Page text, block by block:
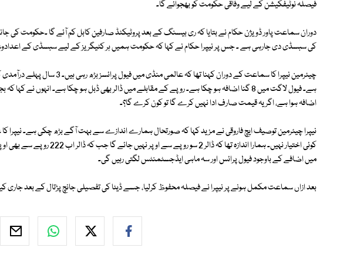
فیصلہ نوٹیفکیشن کے لیے وفاقی حکومت کو بھجوائے گا۔
کی سبسڈی دی جارہی ہے ۔ جس پر نیپرا حکام نے کہا کہ حکومت ہمیں ہر کٹیگریز کے لیے سبسڈی کے
اضافہ ہوا ہے، اگریہ قیمت صارف ادا نہیں کرے گا تو کون کرے گا؟۔
نیپرا چیئرمین توصیف ایچ فاروقی نے مزید کہا کہ صورتحال ہمارے اندازے سے بہت آگے بڑھ چکی ہے۔ نیپرا کا
کوئی اختیار نہیں۔ ہمارا اندازہ تھا کہ
میں اضافے کے باوجود فیول پرائس اور سہ ماہی ایڈجسٹمنٹس لگتی رہیں گی۔
بعد ازاں سماعت مکمل ہونے پر نیپرا نے فیصلہ محفوظ کرلیا، جسے ڈیٹا کی تفصیلی جانچ پڑتال کے بعد جاری